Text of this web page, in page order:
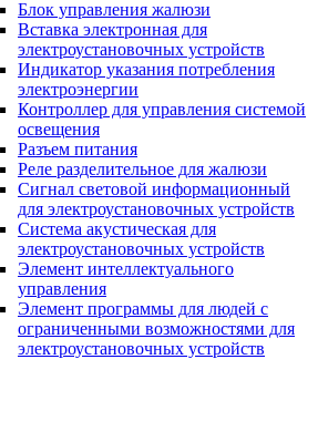
Блок управления жалюзи
Вставка электронная для
электроустановочных устройств
Индикатор указания потребления
электроэнергии
Контроллер для управления системой
освещения
Разъем питания
Реле разделительное для жалюзи
Сигнал световой информационный
для электроустановочных устройств
Система акустическая для
электроустановочных устройств
Элемент интеллектуального
управления
Элемент программы для людей с
ограниченными возможностями для
электроустановочных устройств